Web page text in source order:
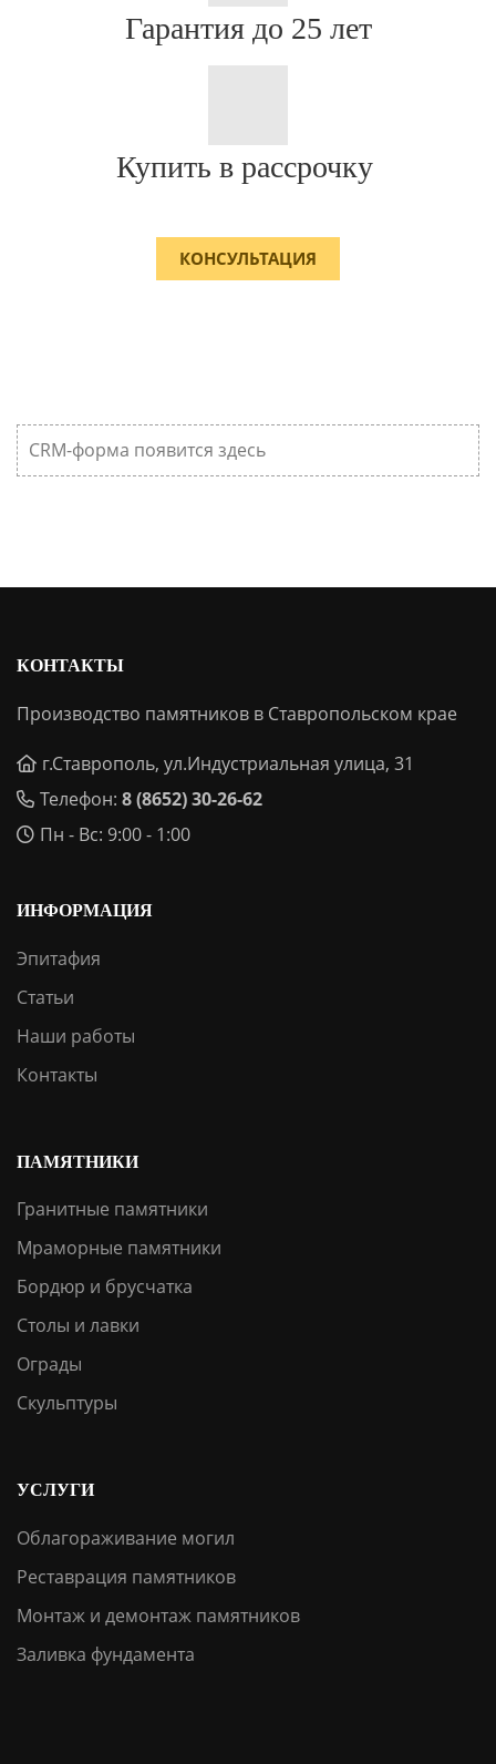
Гарантия до 25 лет
Купить в рассрочку
КОНСУЛЬТАЦИЯ
CRM-форма появится здесь
КОНТАКТЫ
Производство памятников в Ставропольском крае
г.Ставрополь, ул.Индустриальная улица, 31
Телефон: 8 (8652) 30-26-62
Пн - Вс: 9:00 - 1:00
ИНФОРМАЦИЯ
Эпитафия
Статьи
Наши работы
Контакты
ПАМЯТНИКИ
Гранитные памятники
Мраморные памятники
Бордюр и брусчатка
Столы и лавки
Ограды
Скульптуры
УСЛУГИ
Облагораживание могил
Реставрация памятников
Монтаж и демонтаж памятников
Заливка фундамента